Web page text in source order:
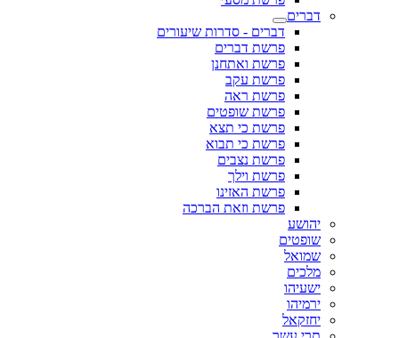
דברים
דברים - סדרות שיעורים
פרשת דברים
פרשת ואתחנן
פרשת עקב
פרשת ראה
פרשת שופטים
פרשת כי תצא
פרשת כי תבוא
פרשת נצבים
פרשת וילך
פרשת האזינו
פרשת וזאת הברכה
יהושע
שופטים
שמואל
מלכים
ישעיהו
ירמיהו
יחזקאל